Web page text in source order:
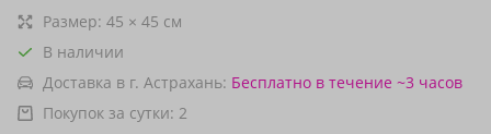
Размер: 45 × 45 см
В наличии
Доставка в г. Астрахань: Бесплатно в течение ~3 часов
Покупок за сутки: 2